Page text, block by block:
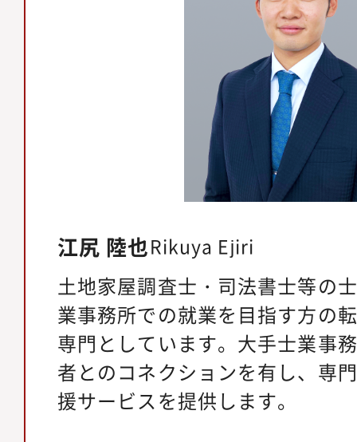
江尻 陸也Rikuya Ejiri
土地家屋調査士・司法書士等の
業事務所での就業を目指す方の
専門としています。大手士業事
者とのコネクションを有し、専
援サービスを提供します。